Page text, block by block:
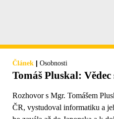
Článek | Osobnosti
Tomáš Pluskal:
Rozhovor s Mgr. Tomášem
ČR, vystudoval informatiku a